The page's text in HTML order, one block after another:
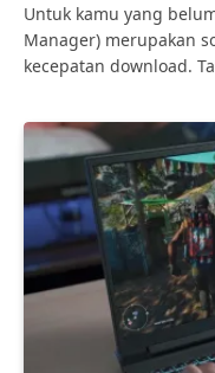
Untuk kamu yang
Manager) merupakan
kecepatan download.